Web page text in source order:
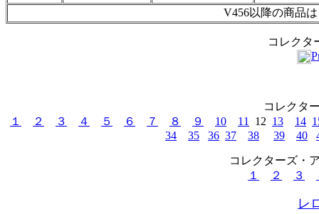
V456以降の商品
コレクタ
コレクタ
１
２ ３ ４ ５ ６ ７ ８ ９ 10 11 12 13 14
34
35 36 37 38 39 40
コレクターズ・
１
２ ３
レ